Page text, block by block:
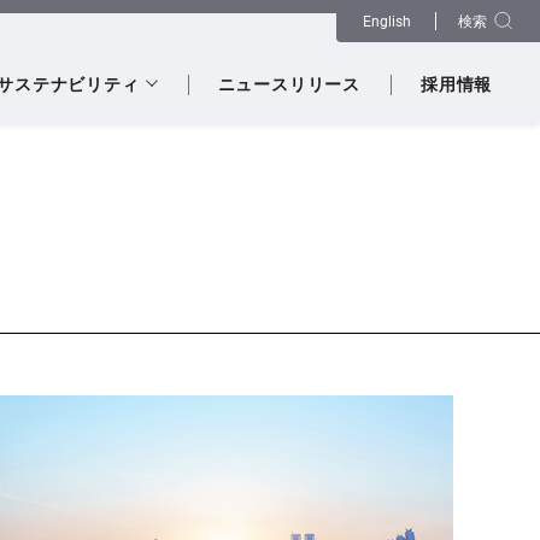
English 検索
ステナビリティ ニュースリリース 採用情報